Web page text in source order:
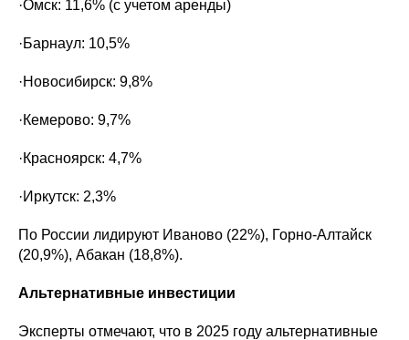
·Омск: 11,6% (с учетом аренды)
·Барнаул: 10,5%
·Новосибирск: 9,8%
·Кемерово: 9,7%
·Красноярск: 4,7%
·Иркутск: 2,3%
По России лидируют Иваново (22%), Горно-Алтайск
(20,9%), Абакан (18,8%).
Альтернативные инвестиции
Эксперты отмечают, что в 2025 году альтернативные